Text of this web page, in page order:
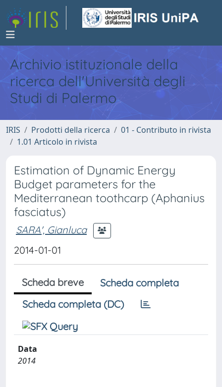
Archivio istituzionale della
ricerca dell'Università degli
Studi di Palermo
IRIS Prodotti della ricerca
01 - Contributo in rivista
1.01 Articolo in rivista
Estimation of Dynamic Energy
Budget parameters for the
Mediterranean toothcarp (Aphanius
fasciatus)
SARA', Gianluca
2014-01-01
Scheda breve
Scheda completa
Scheda completa (DC)
Data
2014